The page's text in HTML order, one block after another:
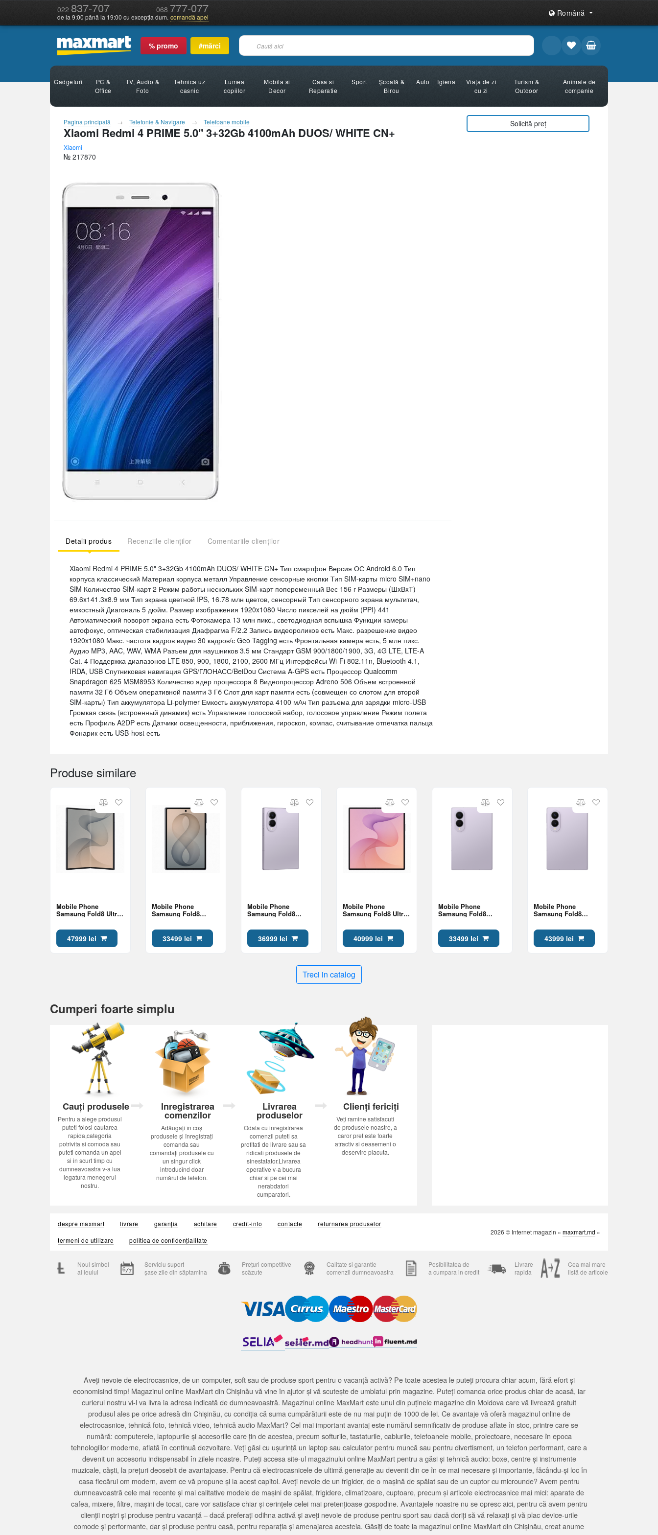
022 837-707 068 777-077
de la 9:00 până la 19:00 cu excepția dum. comandă apel Română
% promo #mărci
Gadgeturi
PC &
Office
TV, Audio &
Foto
Tehnica uz
casnic
Lumea
copiilor
Mobila si
Decor
Casa si
Reparatie
Sport
Şcoală &
Birou
Auto Igiena
Viața de zi
cu zi
Turism &
Outdoor
Animale de
companie
Pagina principală Telefonie & Navigare Telefoane mobile
Xiaomi Redmi 4 PRIME 5.0" 3+32Gb 4100mAh DUOS/ WHITE CN+
Xiaomi
№ 217870
Detalii produs Recenziile clienților Comentariile clienților
Xiaomi Redmi 4 PRIME 5.0" 3+32Gb 4100mAh DUOS/ WHITE CN+ Тип смартфон Версия ОС Android 6.0 Тип
корпуса классический Материал корпуса металл Управление сенсорные кнопки Тип SIM-карты micro SIM+nano
SIM Количество SIM-карт 2 Режим работы нескольких SIM-карт попеременный Вес 156 г Размеры (ШxВxТ)
69.6x141.3x8.9 мм Тип экрана цветной IPS, 16.78 млн цветов, сенсорный Тип сенсорного экрана мультитач,
емкостный Диагональ 5 дюйм. Размер изображения 1920x1080 Число пикселей на дюйм (PPI) 441
Автоматический поворот экрана есть Фотокамера 13 млн пикс., светодиодная вспышка Функции камеры
автофокус, оптическая стабилизация Диафрагма F/2.2 Запись видеороликов есть Макс. разрешение видео
1920x1080 Макс. частота кадров видео 30 кадров/с Geo Tagging есть Фронтальная камера есть, 5 млн пикс.
Аудио MP3, AAC, WAV, WMA Разъем для наушников 3.5 мм Стандарт GSM 900/1800/1900, 3G, 4G LTE, LTE-A
Cat. 4 Поддержка диапазонов LTE 850, 900, 1800, 2100, 2600 МГц Интерфейсы Wi-Fi 802.11n, Bluetooth 4.1,
IRDA, USB Спутниковая навигация GPS/ГЛОНАСС/BeiDou Cистема A-GPS есть Процессор Qualcomm
Snapdragon 625 MSM8953 Количество ядер процессора 8 Видеопроцессор Adreno 506 Объем встроенной
памяти 32 Гб Объем оперативной памяти 3 Гб Слот для карт памяти есть (совмещен со слотом для второй
SIM-карты) Тип аккумулятора Li-polymer Емкость аккумулятора 4100 мАч Тип разъема для зарядки micro-USB
Громкая связь (встроенный динамик) есть Управление голосовой набор, голосовое управление Режим полета
есть Профиль A2DP есть Датчики освещенности, приближения, гироскоп, компас, считывание отпечатка пальца
Фонарик есть USB-host есть
Solicită preț
Produse similare
Mobile Phone
Samsung Fold8 Ultra
47999 lei
Mobile Phone
Samsung Fold8
33499 lei
Mobile Phone
Samsung Fold8
36999 lei
Mobile Phone
Samsung Fold8 Ultra
Shadow
40999 lei
Mobile Phone
Samsung Fold8
33499 lei
Mobile Phone
Samsung Fold8
43999 lei
Treci in catalog
Cumperi foarte simplu
Cauți produsele
Pentru a alege produsul
puteti folosi cautarea
rapida,categoria
potrivita si comoda sau
puteti comanda un apel
si in scurt timp cu
dumneavoastra v-a lua
legatura menegerul
nostru.
Inregistrarea
comenzilor
Adăugați în coș
produsele și înregistrați
comanda sau
comandați produsele cu
un singur click
introducînd doar
numărul de telefon.
Livrarea
produselor
Odata cu inregistrarea
comenzii puteti sa
profitati de livrare sau sa
ridicati produsele de
sinestatator.Livrarea
operative v-a bucura
chiar si pe cei mai
nerabdatori
cumparatori.
Clienți fericiți
Veți ramine satisfacuti
de produsele noastre, a
caror pret este foarte
atractiv si deasemeni o
deservire placuta.
despre maxmart livrare garanția achitare credit-info contacte
returnarea produselor
termeni de utilizare
politica de confidențialitate
2026 © Internet magazin « maxmart.md »
Noul simbol
al leului
Serviciu suport
șase zile din săptamina
Prețuri competitive
scăzute
Calitate si garantie
comenzii dumneavoastra
Posibilitatea de
a cumpara in credit
Livrare
rapida
Cea mai mare
listă de articole
Aveți nevoie de electrocasnice, de un computer, soft sau de produse sport pentru o vacanță activă? Pe toate acestea le puteți procura chiar acum, fără efort și
economisind timp! Magazinul online MaxMart din Chișinău vă vine în ajutor și vă scutește de umblatul prin magazine. Puteți comanda orice produs chiar de acasă, iar
curierul nostru vi-l va livra la adresa indicată de dumneavoastră. Magazinul online MaxMart este unul din puținele magazine din Moldova care vă livrează gratuit
produsul ales pe orice adresă din Chișinău, cu condiția că suma cumpărăturii este de nu mai puțin de 1000 de lei. Ce avantaje vă oferă magazinul online de
electrocasnice, tehnică foto, tehnică video, tehnică audio MaxMart? Cel mai important avantaj este numărul semnificativ de produse aflate în stoc, printre care se
numără: computerele, laptopurile și accesoriile care țin de acestea, precum softurile, tastaturile, cablurile, telefoanele mobile, proiectoare, necesare în epoca
tehnologiilor moderne, aflată în continuă dezvoltare. Veți găsi cu ușurință un laptop sau calculator pentru muncă sau pentru divertisment, un telefon performant, care a
devenit un accesoriu indispensabil în zilele noastre. Puteți accesa site-ul magazinului online MaxMart pentru a găsi și tehnică audio: boxe, centre și instrumente
muzicale, căști, la prețuri deosebit de avantajoase. Pentru că electrocasnicele de ultimă generație au devenit din ce în ce mai necesare și importante, făcându-și loc în
casa fiecărui om modern, avem ce vă propune și la acest capitol. Aveți nevoie de un frigider, de o mașină de spălat sau de un cuptor cu microunde? Avem pentru
dumneavoastră cele mai recente și mai calitative modele de mașini de spălat, frigidere, climatizoare, cuptoare, precum și articole electrocasnice mai mici: aparate de
cafea, mixere, filtre, mașini de tocat, care vor satisface chiar și cerințele celei mai pretențioase gospodine. Avantajele noastre nu se opresc aici, pentru că avem pentru
clienții noștri și produse pentru vacanță – dacă preferați odihna activă și aveți nevoie de produse pentru sport sau dacă doriți să vă relaxați și vă plac device-urile
comode și performante, dar și produse pentru casă, pentru reparația și amenajarea acesteia. Găsiți de toate la magazinul online MaxMart din Chișinău, creat anume